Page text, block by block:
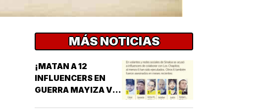
MÁS NOTICIAS
¡MATAN A 12
INFLUENCERS EN
GUERRA MAYIZA VS.